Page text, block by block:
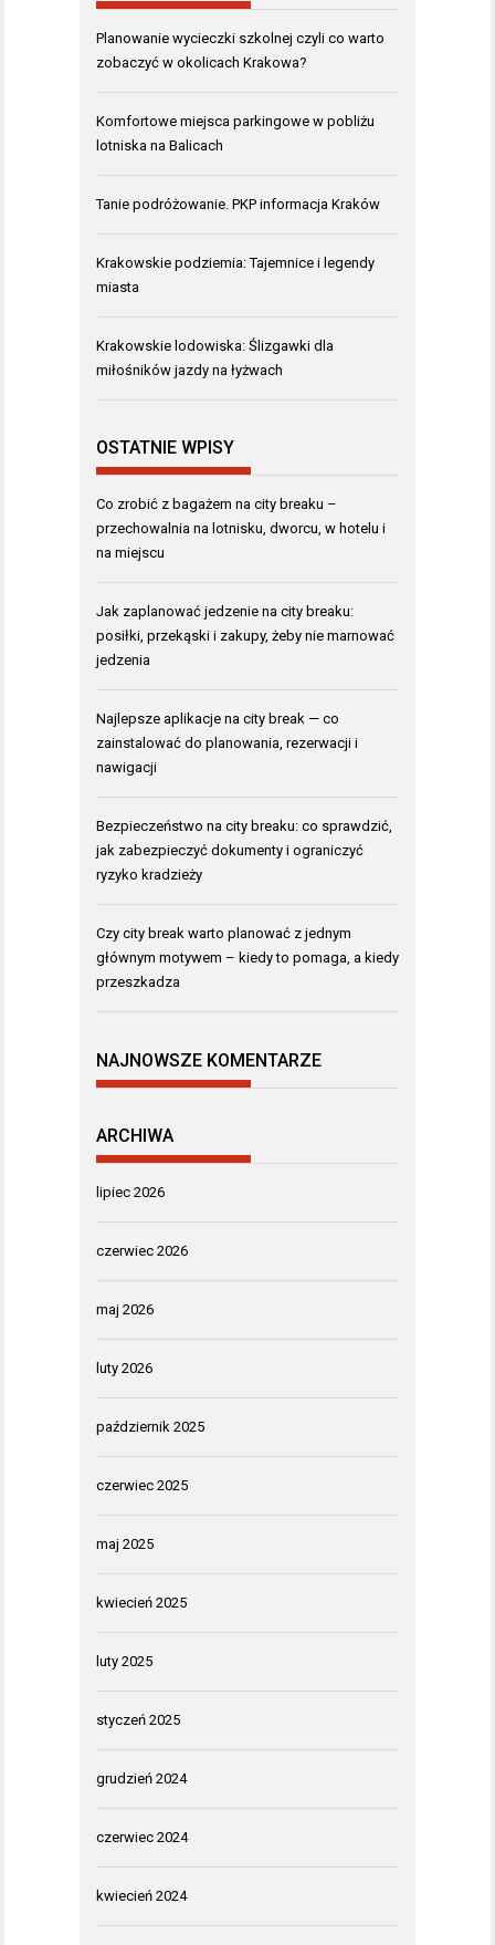
Planowanie wycieczki szkolnej czyli co warto
zobaczyć w okolicach Krakowa?
Komfortowe miejsca parkingowe w pobliżu
lotniska na Balicach
Tanie podróżowanie. PKP informacja Kraków
Krakowskie podziemia: Tajemnice i legendy
miasta
Krakowskie lodowiska: Ślizgawki dla
miłośników jazdy na łyżwach
OSTATNIE WPISY
Co zrobić z bagażem na city breaku –
przechowalnia na lotnisku, dworcu, w hotelu i
na miejscu
Jak zaplanować jedzenie na city breaku:
posiłki, przekąski i zakupy, żeby nie marnować
jedzenia
Najlepsze aplikacje na city break — co
zainstalować do planowania, rezerwacji i
nawigacji
Bezpieczeństwo na city breaku: co sprawdzić,
jak zabezpieczyć dokumenty i ograniczyć
ryzyko kradzieży
Czy city break warto planować z jednym
głównym motywem – kiedy to pomaga, a kiedy
przeszkadza
NAJNOWSZE KOMENTARZE
ARCHIWA
lipiec 2026
czerwiec 2026
maj 2026
luty 2026
październik 2025
czerwiec 2025
maj 2025
kwiecień 2025
luty 2025
styczeń 2025
grudzień 2024
czerwiec 2024
kwiecień 2024